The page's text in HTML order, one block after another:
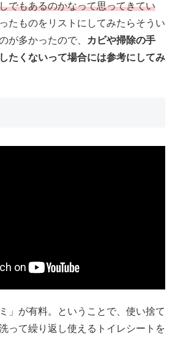
でもあるのかなって思ってきてい
たものをリストにしてみたらそうい
が多かったので、 カビや掃除の手
たくないって場合には参考にしてみ
」が有料。ということで、使い捨て
って繰り返し使えるトイレシートを